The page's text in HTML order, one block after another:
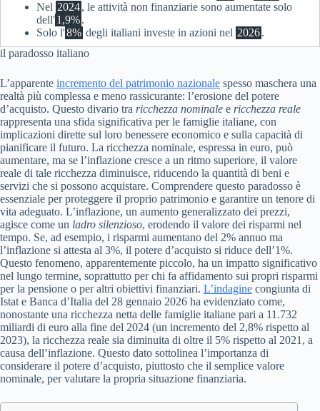
Nel 2024, le attività non finanziarie sono aumentate solo
dell'1,9%.
Solo l'8% degli italiani investe in azioni nel 2026.
il paradosso italiano
L’apparente incremento del patrimonio nazionale spesso maschera una
realtà più complessa e meno rassicurante: l’erosione del potere
d’acquisto. Questo divario tra ricchezza nominale e ricchezza reale
rappresenta una sfida significativa per le famiglie italiane, con
implicazioni dirette sul loro benessere economico e sulla capacità di
pianificare il futuro. La ricchezza nominale, espressa in euro, può
aumentare, ma se l’inflazione cresce a un ritmo superiore, il valore
reale di tale ricchezza diminuisce, riducendo la quantità di beni e
servizi che si possono acquistare. Comprendere questo paradosso è
essenziale per proteggere il proprio patrimonio e garantire un tenore di
vita adeguato. L’inflazione, un aumento generalizzato dei prezzi,
agisce come un ladro silenzioso, erodendo il valore dei risparmi nel
tempo. Se, ad esempio, i risparmi aumentano del 2% annuo ma
l’inflazione si attesta al 3%, il potere d’acquisto si riduce dell’1%.
Questo fenomeno, apparentemente piccolo, ha un impatto significativo
nel lungo termine, soprattutto per chi fa affidamento sui propri risparmi
per la pensione o per altri obiettivi finanziari. L’indagine congiunta di
Istat e Banca d’Italia del 28 gennaio 2026 ha evidenziato come,
nonostante una ricchezza netta delle famiglie italiane pari a 11.732
miliardi di euro alla fine del 2024 (un incremento del 2,8% rispetto al
2023), la ricchezza reale sia diminuita di oltre il 5% rispetto al 2021, a
causa dell’inflazione. Questo dato sottolinea l’importanza di
considerare il potere d’acquisto, piuttosto che il semplice valore
nominale, per valutare la propria situazione finanziaria.